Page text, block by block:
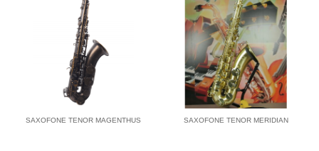
SAXOFONE TENOR MAGENTHUS SAXOFONE TENOR MERIDIAN